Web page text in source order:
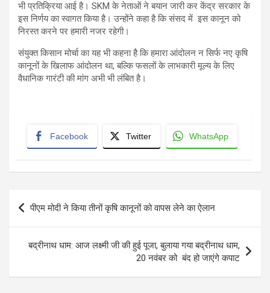
भी प्रतिक्रिया आई है। SKM के नेताओं ने बयान जारी कर केंद्र सरकार के
इस निर्णय का स्वागत किया है। उन्होंने कहा है कि संसद में इस कानून को
निरस्त करने पर हमारी नजर रहेगी।
संयुक्त किसान मोर्चा का यह भी कहना है कि हमारा आंदोलन न सिर्फ नए कृषि
कानूनों के खिलाफ आंदोलन था, बल्कि फसलों के लाभकारी मूल्य के लिए
वैधानिक गारंटी की मांग अभी भी लंबित है।
Facebook Twitter WhatsApp
Post
navigation
पीएम मोदी ने किया तीनों कृषि कानूनों को वापस लेने का ऐलान
बद्रीनाथ धाम: आज लक्ष्मी जी की हुई पूजा, बुलाया गया बद्रीनाथ धाम,
20 नवंबर को बंद हो जाएंगे कपाट